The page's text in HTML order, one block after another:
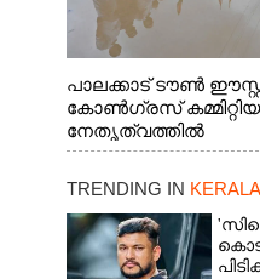
പാലക്കാട് ടൗൺ
കോൺഗ്രസ്
നേതൃത്വത്തിൽ
TRENDING IN KERALA